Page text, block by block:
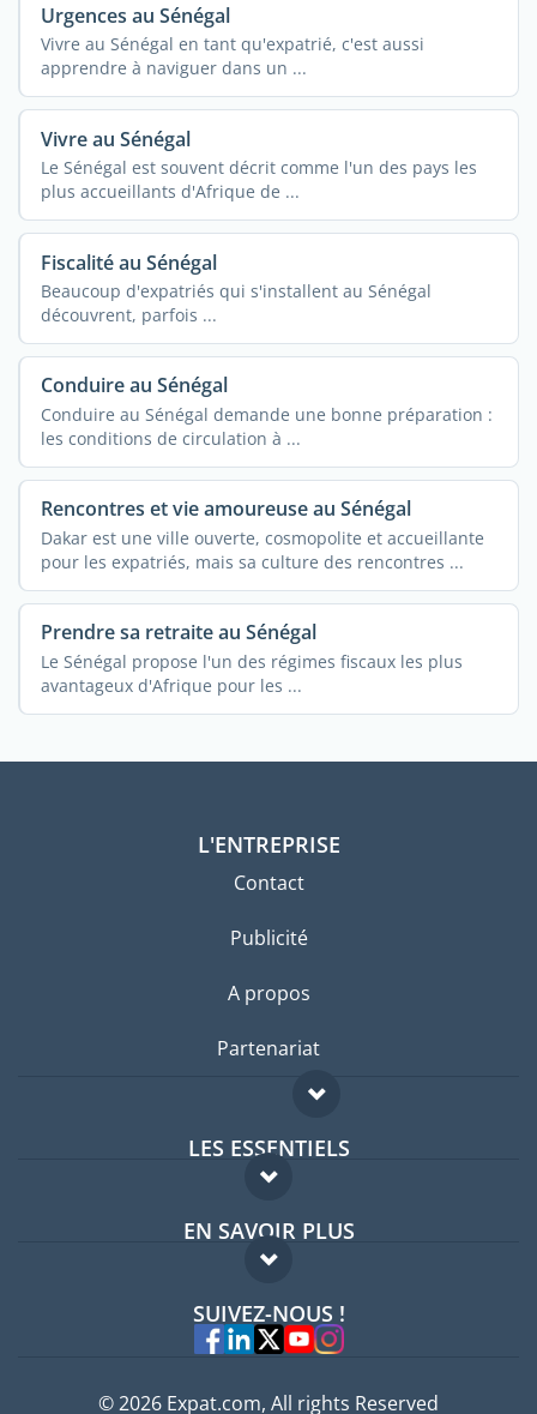
Urgences au Sénégal
Vivre au Sénégal en tant qu'expatrié, c'est aussi
apprendre à naviguer dans un ...
Vivre au Sénégal
Le Sénégal est souvent décrit comme l'un des pays les
plus accueillants d'Afrique de ...
Fiscalité au Sénégal
Beaucoup d'expatriés qui s'installent au Sénégal
découvrent, parfois ...
Conduire au Sénégal
Conduire au Sénégal demande une bonne préparation :
les conditions de circulation à ...
Rencontres et vie amoureuse au Sénégal
Dakar est une ville ouverte, cosmopolite et accueillante
pour les expatriés, mais sa culture des rencontres ...
Prendre sa retraite au Sénégal
Le Sénégal propose l'un des régimes fiscaux les plus
avantageux d'Afrique pour les ...
L'ENTREPRISE
Contact
Publicité
A propos
Partenariat
LES ESSENTIELS
Forum expatriés
Guides pays
EN SAVOIR PLUS
FAQ
Experts
SUIVEZ-NOUS !
© 2026 Expat.com, All rights Reserved